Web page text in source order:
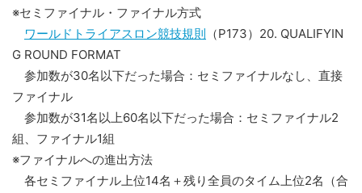
※セミファイナル・ファイナル方式
ワールドトライアスロン競技規則 （P173）20. QUALIFYIN
G ROUND FORMAT
参加数が30名以下だった場合：セミファイナルなし、直接
ファイナル
参加数が31名以上60名以下だった場合：セミファイナル2
組、ファイナル1組
※ファイナルへの進出方法
各セミファイナル上位14名＋残り全員のタイム上位2名（合